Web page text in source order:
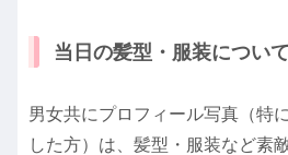
当日の髪型・服装について
男女共にプロフィール写真（特
した方）は、髪型・服装など素